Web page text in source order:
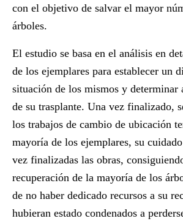
con el objetivo de salvar el mayor
árboles.
El estudio se basa en el análisis en
de los ejemplares para establecer un
situación de los mismos y
de su trasplante. Una vez finalizado,
los trabajos de cambio de ubicación
mayoría de los ejemplares, su
vez finalizadas las obras,
recuperación de la mayoría de los
de no haber dedicado recursos a su
hubieran estado condenados a